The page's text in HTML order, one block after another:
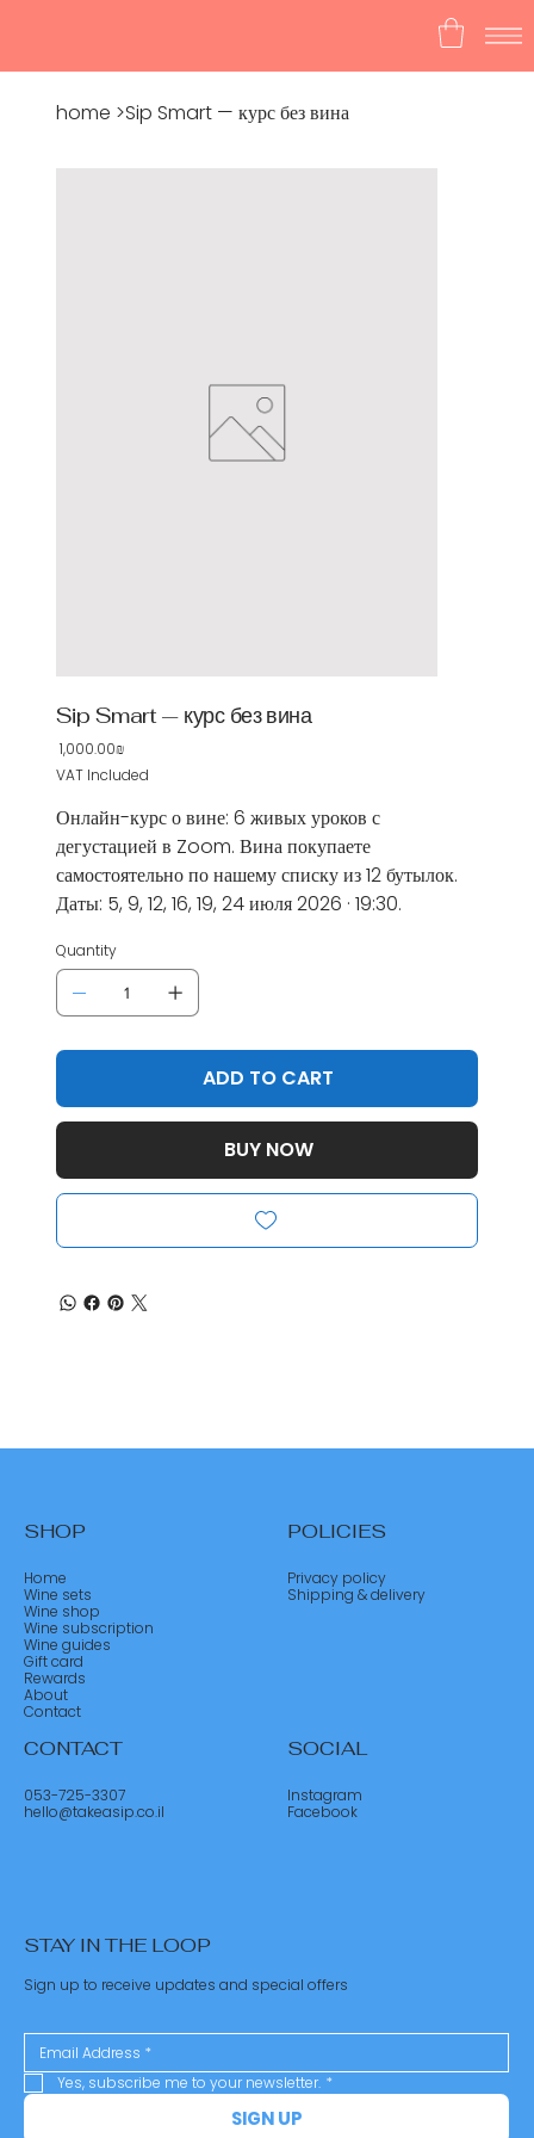
home >Sip Smart — курс без вина
Sip Smart — курс без вина
Price
‏1,000.00 ‏₪
VAT Included
Онлайн-курс о вине: 6 живых уроков с
дегустацией в Zoom. Вина покупаете
самостоятельно по нашему списку из 12 бутылок.
Даты: 5, 9, 12, 16, 19, 24 июля 2026 · 19:30.
Quantity
ADD TO CART
BUY NOW
SHOP
Home
Wine sets
Wine shop
Wine subscription
Wine guides
Gift card
Rewards
About
Contact
POLICIES
Privacy policy
Shipping & delivery
CONTACT
053-725-3307
hello@takeasip.co.il
SOCIAL
Instagram
Facebook
STAY IN THE LOOP
Sign up to receive updates and special offers
Yes, subscribe me to your newsletter. *
SIGN UP